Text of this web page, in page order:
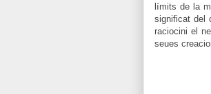
límits de la
significat del
raciocini el
seues